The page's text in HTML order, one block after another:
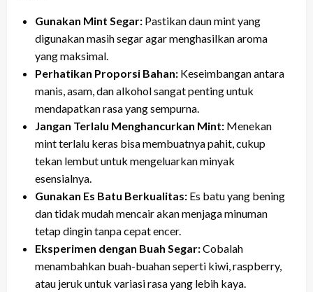
Gunakan Mint Segar: Pastikan daun mint yang
digunakan masih segar agar menghasilkan aroma
yang maksimal.
Perhatikan Proporsi Bahan: Keseimbangan antara
manis, asam, dan alkohol sangat penting untuk
mendapatkan rasa yang sempurna.
Jangan Terlalu Menghancurkan Mint: Menekan
mint terlalu keras bisa membuatnya pahit, cukup
tekan lembut untuk mengeluarkan minyak
esensialnya.
Gunakan Es Batu Berkualitas: Es batu yang bening
dan tidak mudah mencair akan menjaga minuman
tetap dingin tanpa cepat encer.
Eksperimen dengan Buah Segar:Cobalah
menambahkan buah-buahan seperti kiwi, raspberry,
atau jeruk untuk variasi rasa yang lebih kaya.